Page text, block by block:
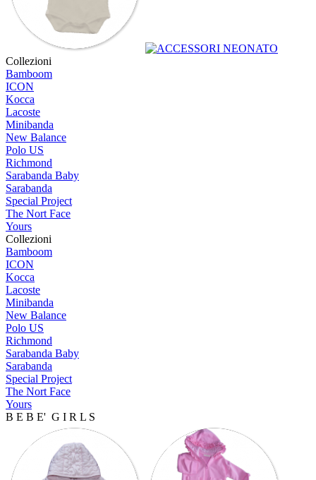
Collezioni
Bamboom
ICON
Kocca
Lacoste
Minibanda
New Balance
Polo US
Richmond
Sarabanda Baby
Sarabanda
Special Project
The Nort Face
Yours
Collezioni
Bamboom
ICON
Kocca
Lacoste
Minibanda
New Balance
Polo US
Richmond
Sarabanda Baby
Sarabanda
Special Project
The Nort Face
Yours
B E B E' G I R L S